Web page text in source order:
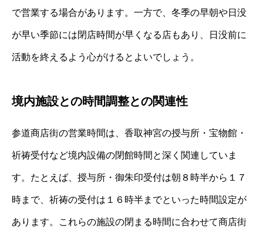
で営業する場合があります。一方で、冬季の早朝や日没
が早い季節には閉店時間が早くなる店もあり、日没前に
活動を終えるよう心がけるとよいでしょう。
境内施設との時間調整との関連性
参道商店街の営業時間は、香取神宮の授与所・宝物館・
祈祷受付など境内設備の閉館時間と深く関連していま
す。たとえば、授与所・御朱印受付は朝８時半から１７
時まで、祈祷の受付は１６時半までといった時間設定が
あります。これらの施設の閉まる時間に合わせて商店街